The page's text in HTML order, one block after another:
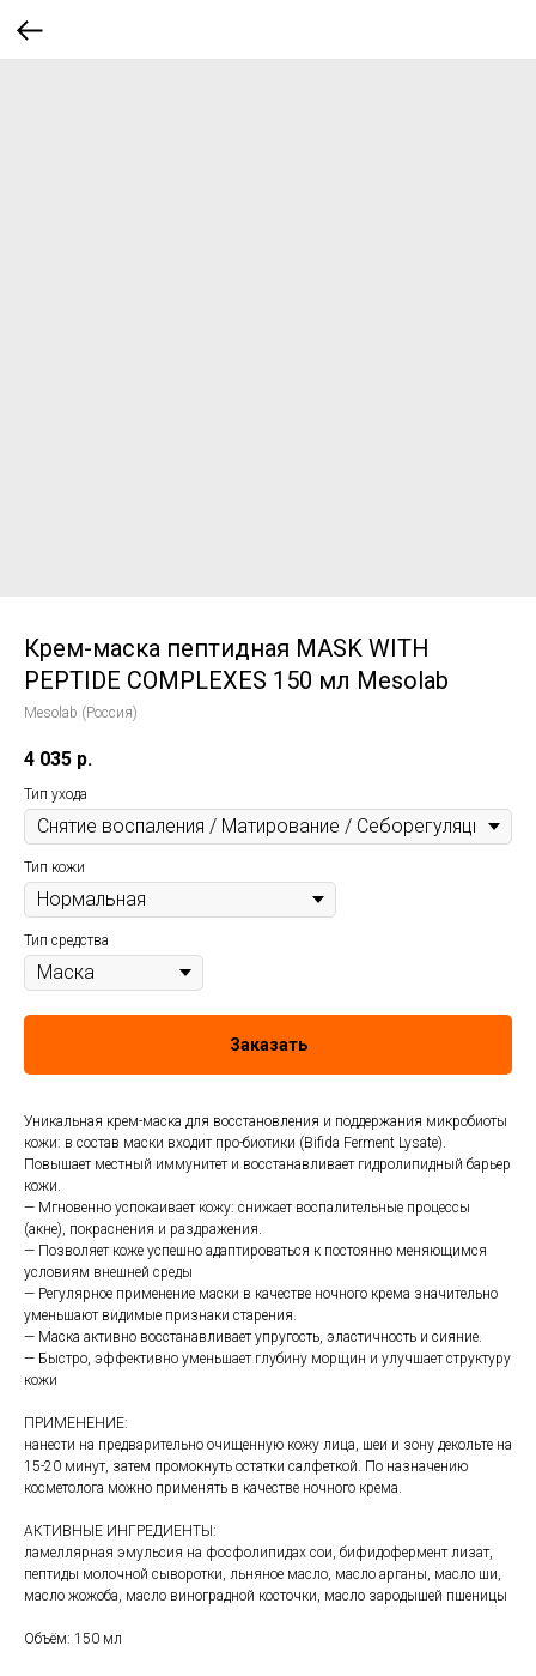
Крем-маска пептидная MASK WITH
PEPTIDE COMPLEXES 150 мл Mesolab
Mesolab (Россия)
4 035 р.
Тип ухода
Тип кожи
Тип средства
Заказать
Уникальная крем-маска для восстановления и поддержания микробиоты
кожи: в состав маски входит про-биотики (Bifida Ferment Lysate).
Повышает местный иммунитет и восстанавливает гидролипидный барьер
кожи.
— Мгновенно успокаивает кожу: снижает воспалительные процессы
(акне), покраснения и раздражения.
— Позволяет коже успешно адаптироваться к постоянно меняющимся
условиям внешней среды
— Регулярное применение маски в качестве ночного крема значительно
уменьшают видимые признаки старения.
— Маска активно восстанавливает упругость, эластичность и сияние.
— Быстро, эффективно уменьшает глубину морщин и улучшает структуру
кожи
ПРИМЕНЕНИЕ:
нанести на предварительно очищенную кожу лица, шеи и зону декольте на
15-20 минут, затем промокнуть остатки салфеткой. По назначению
косметолога можно применять в качестве ночного крема.
АКТИВНЫЕ ИНГРЕДИЕНТЫ:
ламеллярная эмульсия на фосфолипидах сои, бифидофермент лизат,
пептиды молочной сыворотки, льняное масло, масло арганы, масло ши,
масло жожоба, масло виноградной косточки, масло зародышей пшеницы
Объём: 150 мл